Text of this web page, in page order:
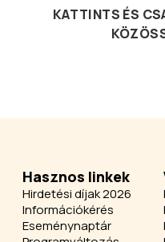
KATTINTS ÉS
Hasznos linkek
Hirdetési díjak 2026
Információkérés
Eseménynaptár